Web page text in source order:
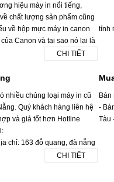
hiệu máy in nổi tiếng,
chất lượng sản phẩm cũng
về hộp mực máy in canon
Canon và tại sao nó lại là
CHI TIẾT
tính
nhiều chủng loại máy in cũ
Quý khách hàng liên hệ
và giá tốt hơn Hotline
chỉ: 163 đỗ quang, đà nẵng
CHI TIẾT
Bán
-
Tàu